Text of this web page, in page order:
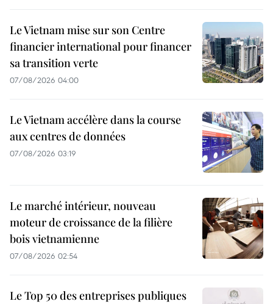
Le Vietnam mise sur son Centre
financier international pour financer
sa transition verte
07/08/2026 04:00
Le Vietnam accélère dans la course
aux centres de données
07/08/2026 03:19
Le marché intérieur, nouveau
moteur de croissance de la filière
bois vietnamienne
07/08/2026 02:54
Le Top 50 des entreprises publiques